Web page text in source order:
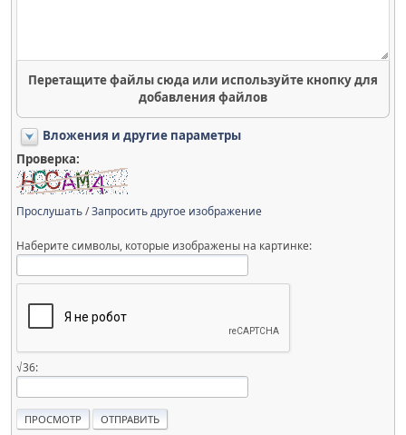
Перетащите файлы сюда или используйте кнопку для
добавления файлов
Вложения и другие параметры
Проверка:
Прослушать/Запросить другое изображение
Наберите символы, которые изображены на картинке:
√36: